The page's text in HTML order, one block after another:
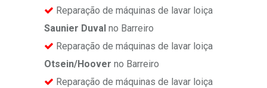
Reparação de máquinas de lavar loiça
Saunier Duval no Barreiro
Reparação de máquinas de lavar loiça
Otsein/Hoover no Barreiro
Reparação de máquinas de lavar loiça